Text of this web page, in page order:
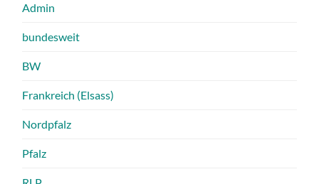
Admin
bundesweit
BW
Frankreich (Elsass)
Nordpfalz
Pfalz